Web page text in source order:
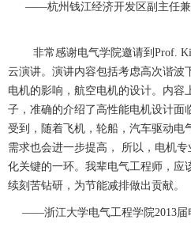
——杭州钱江经济开发区副主任
非常感谢电气学院邀请到Prof.
云演讲。演讲内容包括考虑高次谐波
电机的影响，航空电机的设计。内容
子，准确的介绍了高性能电机设计面
受到，随着飞机，轮船，汽车驱动电
需求也会进一步提高， 所以，电机
化关键的一环。我辈电气工程师，应
续刻苦钻研，为节能减排做出贡献。
——浙江大学电气工程学院2013届